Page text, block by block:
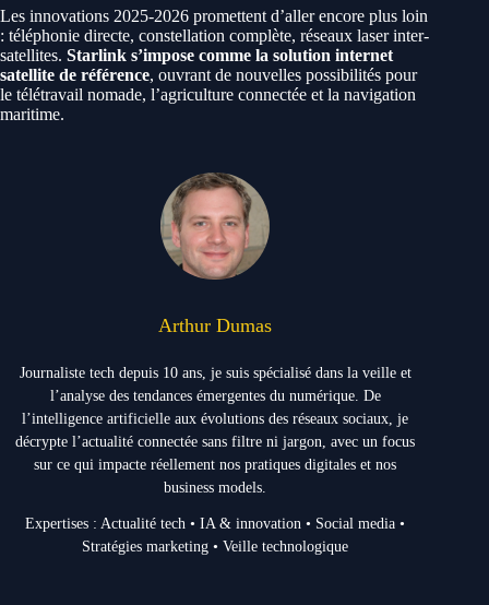
Les innovations 2025-2026 promettent d’aller encore plus loin
: téléphonie directe, constellation complète, réseaux laser inter-
satellites. Starlink s’impose comme la solution internet
satellite de référence, ouvrant de nouvelles possibilités pour
le télétravail nomade, l’agriculture connectée et la navigation
maritime.
Arthur Dumas
Journaliste tech depuis 10 ans, je suis spécialisé dans la veille et
l’analyse des tendances émergentes du numérique. De
l’intelligence artificielle aux évolutions des réseaux sociaux, je
décrypte l’actualité connectée sans filtre ni jargon, avec un focus
sur ce qui impacte réellement nos pratiques digitales et nos
business models.
Expertises : Actualité tech • IA & innovation • Social media •
Stratégies marketing • Veille technologique